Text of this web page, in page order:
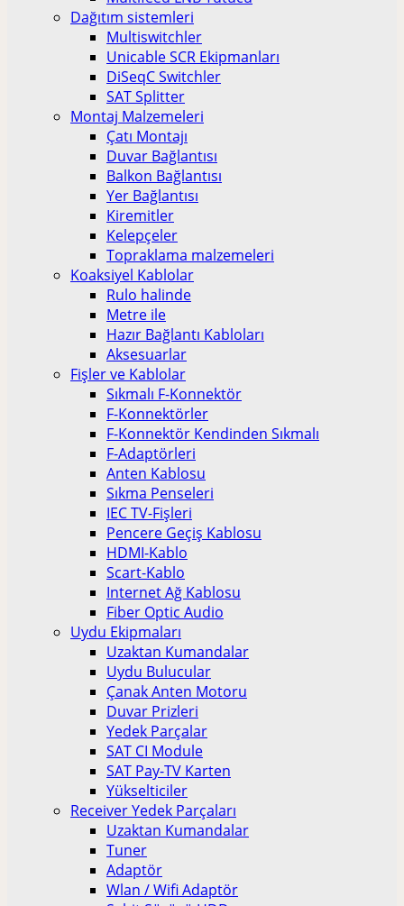
Dağıtım sistemleri
Multiswitchler
Unicable SCR Ekipmanları
DiSeqC Switchler
SAT Splitter
Montaj Malzemeleri
Çatı Montajı
Duvar Bağlantısı
Balkon Bağlantısı
Yer Bağlantısı
Kiremitler
Kelepçeler
Topraklama malzemeleri
Koaksiyel Kablolar
Rulo halinde
Metre ile
Hazır Bağlantı Kabloları
Aksesuarlar
Fişler ve Kablolar
Sıkmalı F-Konnektör
F-Konnektörler
F-Konnektör Kendinden Sıkmalı
F-Adaptörleri
Anten Kablosu
Sıkma Penseleri
IEC TV-Fişleri
Pencere Geçiş Kablosu
HDMI-Kablo
Scart-Kablo
Internet Ağ Kablosu
Fiber Optic Audio
Uydu Ekipmaları
Uzaktan Kumandalar
Uydu Bulucular
Çanak Anten Motoru
Duvar Prizleri
Yedek Parçalar
SAT CI Module
SAT Pay-TV Karten
Yükselticiler
Receiver Yedek Parçaları
Uzaktan Kumandalar
Tuner
Adaptör
Wlan / Wifi Adaptör